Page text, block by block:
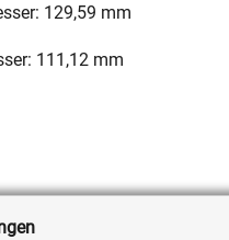
129,59 mm
111,12 mm
,Hersteller-Nr.: